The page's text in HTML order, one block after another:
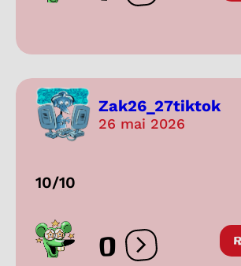
Zak26_27tiktok
26 mai 2026
10/10
0 Ouvrir les